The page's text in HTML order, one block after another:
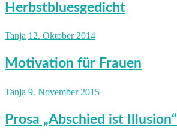
Herbstbluesgedicht
Tanja 12. Oktober 2014
Motivation für Frauen
Tanja 9. November 2015
Prosa „Abschied ist Illusion“